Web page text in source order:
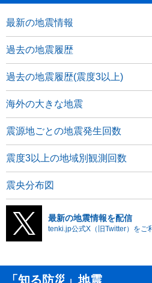
最新の地震情報
過去の地震履歴
過去の地震履歴(震度3以上)
海外の大きな地震
震源地ごとの地震発生回数
震度3以上の地域別観測回数
震央分布図
最新の地震情報を配信
tenki.jp公式X（旧Twitter）をご
「知る防災」地震